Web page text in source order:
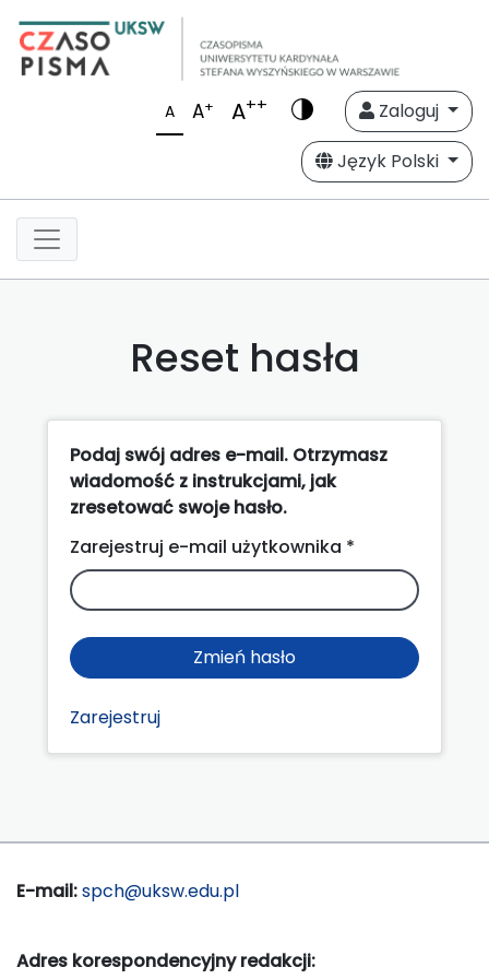
A A+ A++
Zaloguj
Język Polski
Reset hasła
Podaj swój adres e-mail. Otrzymasz
wiadomość z instrukcjami, jak
zresetować swoje hasło.
Zarejestruj e-mail użytkownika *
Zmień hasło
Zarejestruj
E-mail:spch@uksw.edu.pl
Adres korespondencyjny redakcji: